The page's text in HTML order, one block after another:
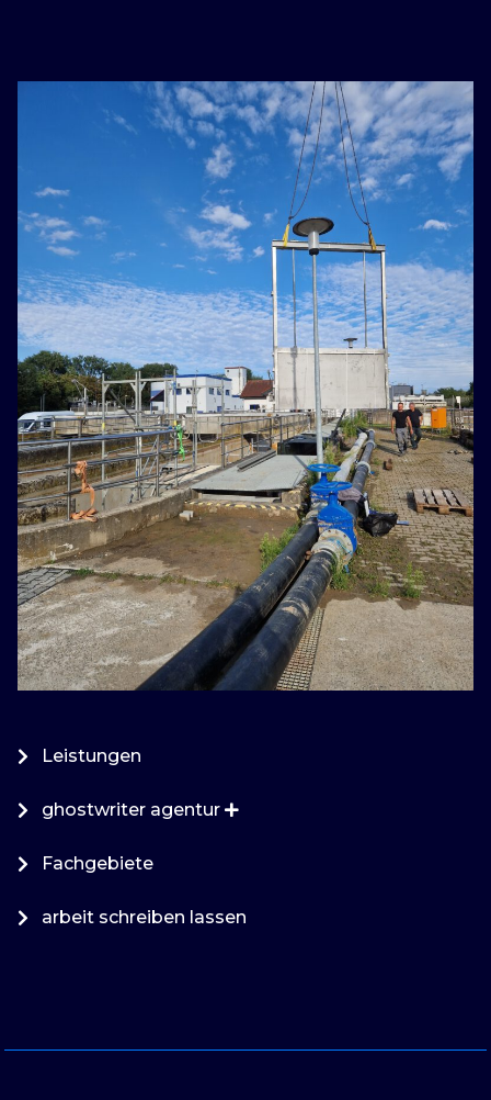
Leistungen
ghostwriter agentur
Fachgebiete
arbeit schreiben lassen